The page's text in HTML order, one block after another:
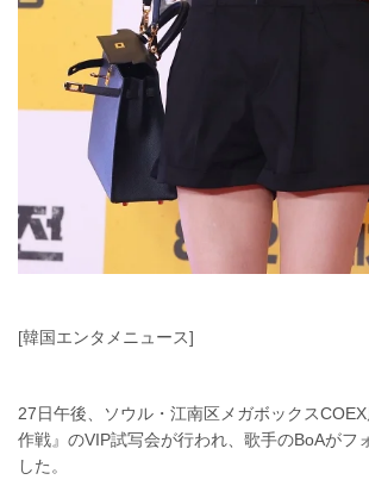
[韓国エンタメニュース]
27日午後、ソウル・江南区メガボックス
作戦』のVIP試写会が行われ、歌手のBoAがフ
した。